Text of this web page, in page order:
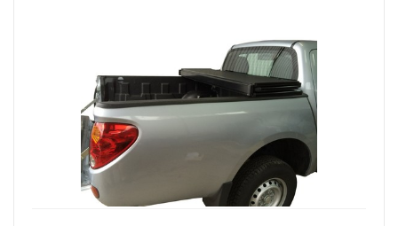
Комплектация Пластиковая крышка, Крепления за
борта с фиксаторами (4шт.), Инструкция по установке
Материал Пластик, каркас из алюминиевого профиля
Тип установки Без сверления (защелками за борта)
Положения Закрыта, Поднята одна секция, Поднято
две секции
Вес (кг) 26
Размеры (мм) 1768х1892